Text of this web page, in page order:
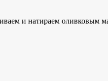
и натираем оливковым